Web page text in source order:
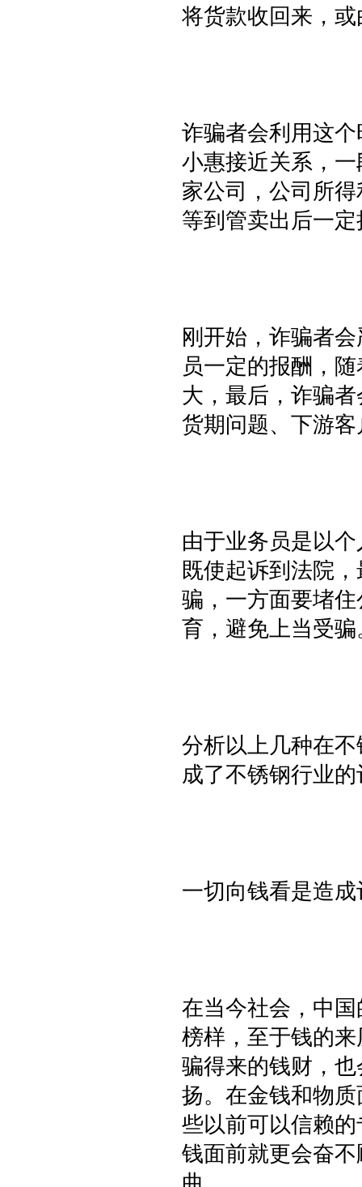
将货款收回来，
诈骗者会利用这
小惠接近关系，
家公司，公司所
等到管卖出后一
刚开始，诈骗者
员一定的报酬，
大，最后，诈骗
货期问题、下游
由于业务员是以
既使起诉到法院
骗，一方面要堵
育，避免上当受骗
分析以上几种在
成了不锈钢行业
一切向钱看是造
在当今社会，中
榜样，至于钱的
骗得来的钱财，
扬。在金钱和物
些以前可以信赖
钱面前就更会奋